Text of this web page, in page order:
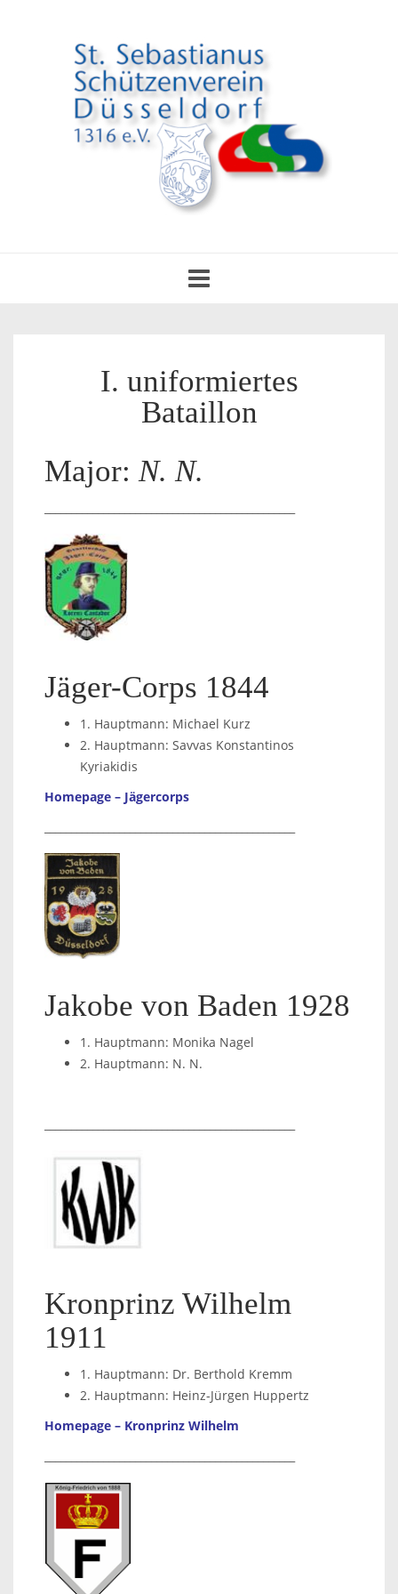
navigation
I. uniformiertes
Bataillon
Major:N. N.
Jäger-Corps 1844
1. Hauptmann: Michael Kurz
2. Hauptmann: Savvas Konstantinos
Kyriakidis
Homepage – Jägercorps
Jakobe von Baden 1928
1. Hauptmann: Monika Nagel
2. Hauptmann: N. N.
Kronprinz Wilhelm
1911
1. Hauptmann: Dr. Berthold Kremm
2. Hauptmann: Heinz-Jürgen Huppertz
Homepage – Kronprinz Wilhelm